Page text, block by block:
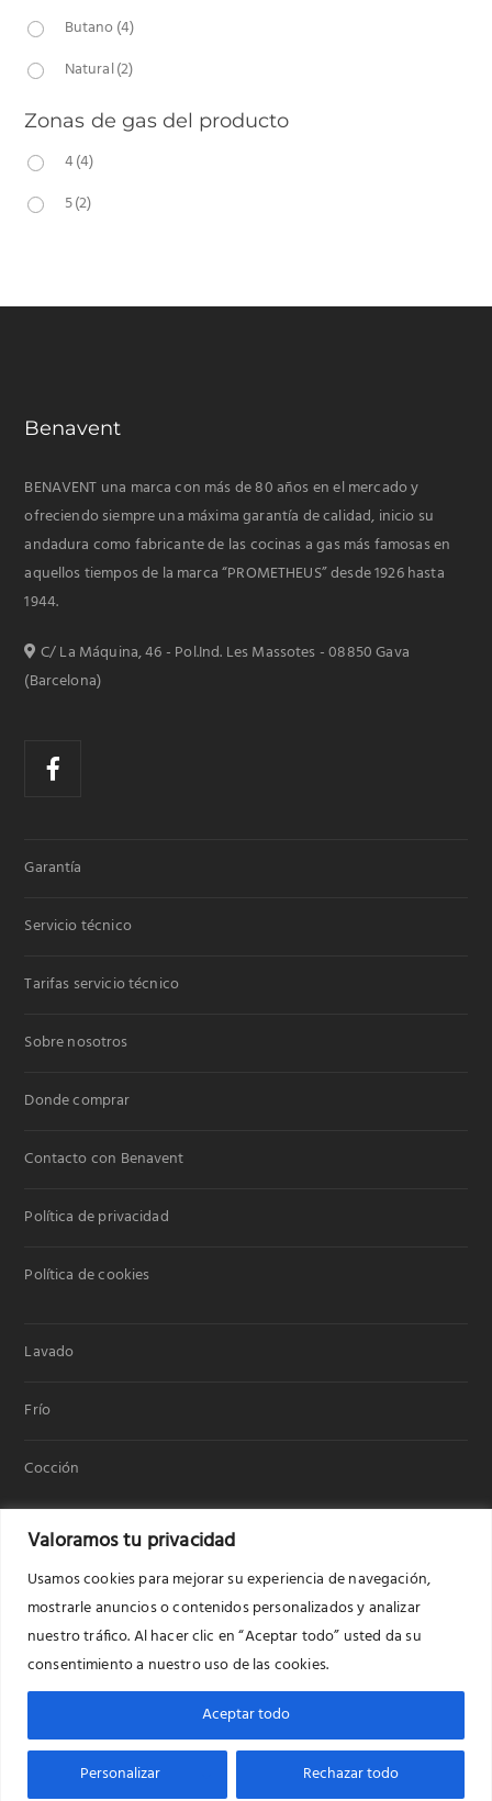
Valoramos tu privacidad
Usamos cookies para mejorar su experiencia de navegación,
mostrarle anuncios o contenidos personalizados y analizar
nuestro tráfico. Al hacer clic en “Aceptar todo” usted da su
consentimiento a nuestro uso de las cookies.
Personalizar Rechazar todo
Aceptar todo
Butano(4)
Natural(2)
Zonas de gas del producto
4(4)
5(2)
Benavent
BENAVENT una marca con más de 80 años en el mercado y
ofreciendo siempre una máxima garantía de calidad, inicio su
andadura como fabricante de las cocinas a gas más famosas en
aquellos tiempos de la marca “PROMETHEUS” desde 1926 hasta
1944.
C/ La Máquina, 46 - Pol.Ind. Les Massotes - 08850 Gava
(Barcelona)
Garantía
Servicio técnico
Tarifas servicio técnico
Sobre nosotros
Donde comprar
Contacto con Benavent
Política de privacidad
Política de cookies
Lavado
Frío
Cocción
Frío Cocción
Servicio técnico
Tarifas servicio técnico
Sobre nosotros